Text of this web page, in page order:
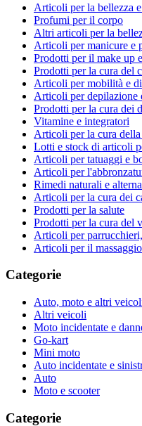
Articoli per la bellezza
Profumi per il corpo
Altri articoli per la
Articoli per manicure e
Prodotti per il make up
Prodotti per la cura del
Articoli per mobilità e
Articoli per depilazione
Prodotti per la cura dei
Vitamine e integratori
Articoli per la cura della
Lotti e stock di articoli
Articoli per tatuaggi e
Articoli per
Rimedi naturali e
Articoli per la cura dei
Prodotti per la salute
Prodotti per la cura del
Articoli per
Articoli per il massaggio
Categorie
Auto, moto e altri
Altri veicoli
Moto incidentate e
Go-kart
Mini moto
Auto incidentate e
Auto
Moto e scooter
Categorie